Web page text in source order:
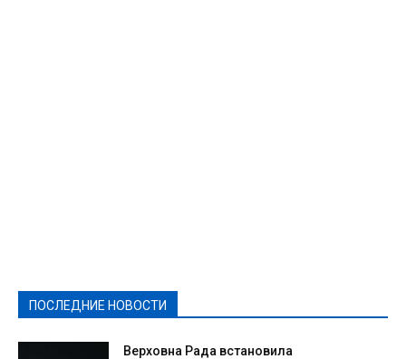
ПОСЛЕДНИЕ НОВОСТИ
Верховна Рада встановила